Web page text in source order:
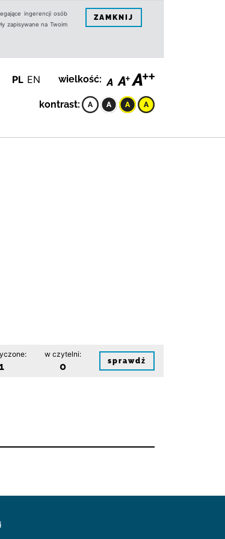
ingerencji osób
zapisywane na Twoim
ZAMKNIJ
PL EN wielkość:
kontrast:
w czytelni:
0 sprawdź